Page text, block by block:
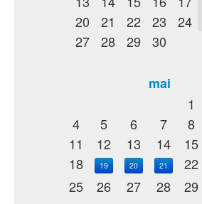
20
21 22 23 24
27
28 29 30
mai
1
4
5 6 7 8
11
12 13 14 15
18
19 20 21 22
25
26 27 28 29